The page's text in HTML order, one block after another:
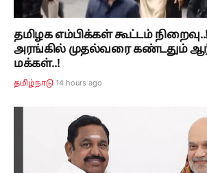
தமிழக எம்பிக்கள் கூட்டம்
அரங்கில் முதல்வரை கண்டதும்
மக்கள்..!
தமிழ்நாடு 14 hours ago